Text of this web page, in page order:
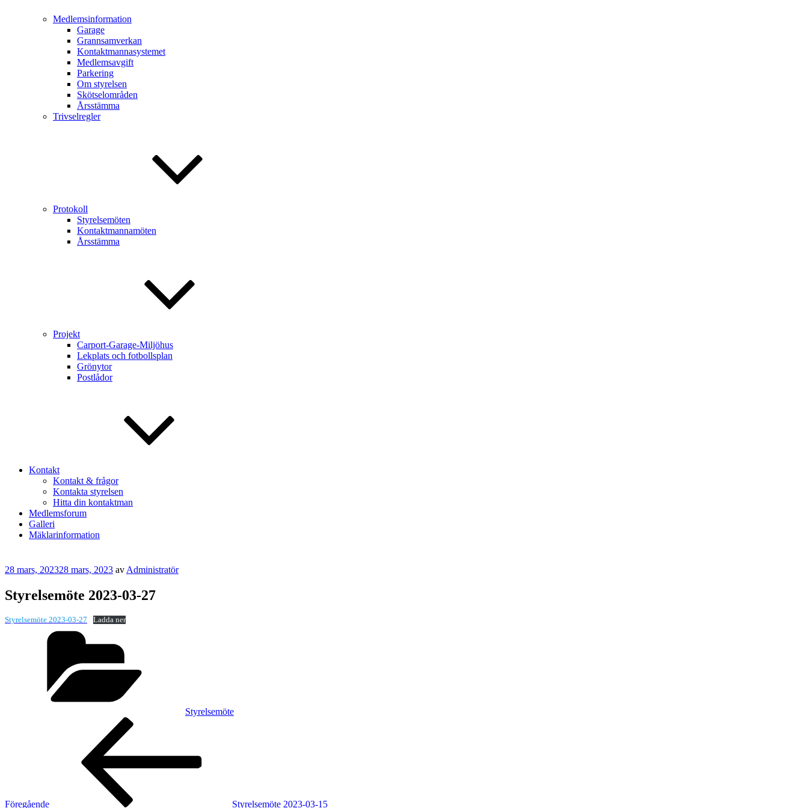
Medlemsinformation
Garage
Grannsamverkan
Kontaktmannasystemet
Medlemsavgift
Parkering
Om styrelsen
Skötselområden
Årsstämma
Trivselregler
Protokoll
Styrelsemöten
Kontaktmannamöten
Årsstämma
Projekt
Carport-Garage-Miljöhus
Lekplats och fotbollsplan
Grönytor
Postlådor
Kontakt
Kontakt & frågor
Kontakta styrelsen
Hitta din kontaktman
Medlemsforum
Galleri
Mäklarinformation
Publicerat
28 mars, 202328 mars, 2023 av Administratör
Styrelsemöte 2023-03-27
Styrelsemöte 2023-03-27 Ladda ner
Styrelsemöte
Inläggsnavigering
Föregående Styrelsemöte 2023-03-15